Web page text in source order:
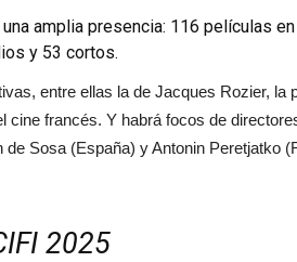
amplia presencia: 116 películas
y 53 cortos.
entre ellas la de Jacques Rozier, la
cine francés. Y habrá focos de
de Sosa (España) y Antonin Peretjatko
2025